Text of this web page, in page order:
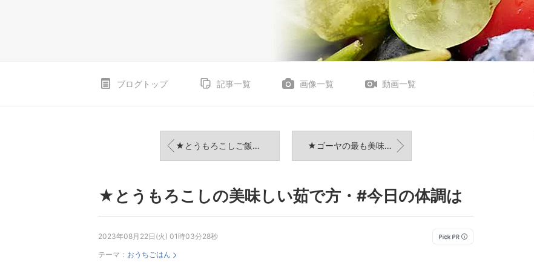
ブログトップ 記事一覧 画像一覧 動画一覧
★とうもろこしご飯の美味しい作り方・手巻き・#疲労回復にはこれがいい ★ゴーヤの最も美味しいと思う食べ方・#暑い日に食べたい一品
★とうもろこしの美味しい茹で方・#今日の体調は
2023年08月22日(火) 01時03分28秒
テーマ： おうちごはん